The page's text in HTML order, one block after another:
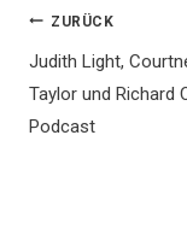
ZURÜCK
Judith Light,
Taylor und Richard
Podcast